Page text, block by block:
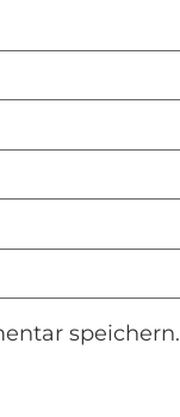
speichern.